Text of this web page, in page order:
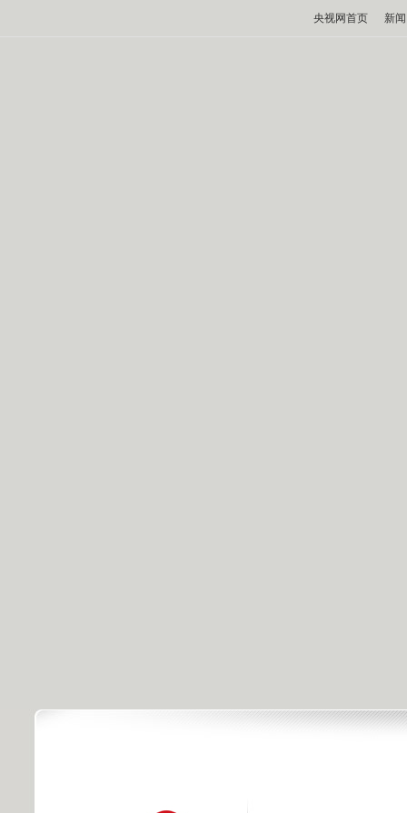
央视网首页 新闻